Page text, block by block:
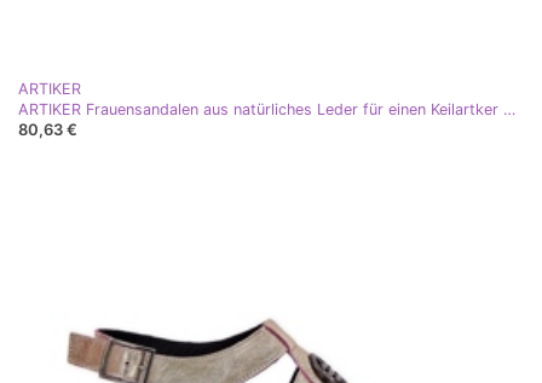
ARTIKER
ARTIKER Frauensandalen aus natürliches Leder für einen Keilartker 54C0786 Weiß
80,63 €